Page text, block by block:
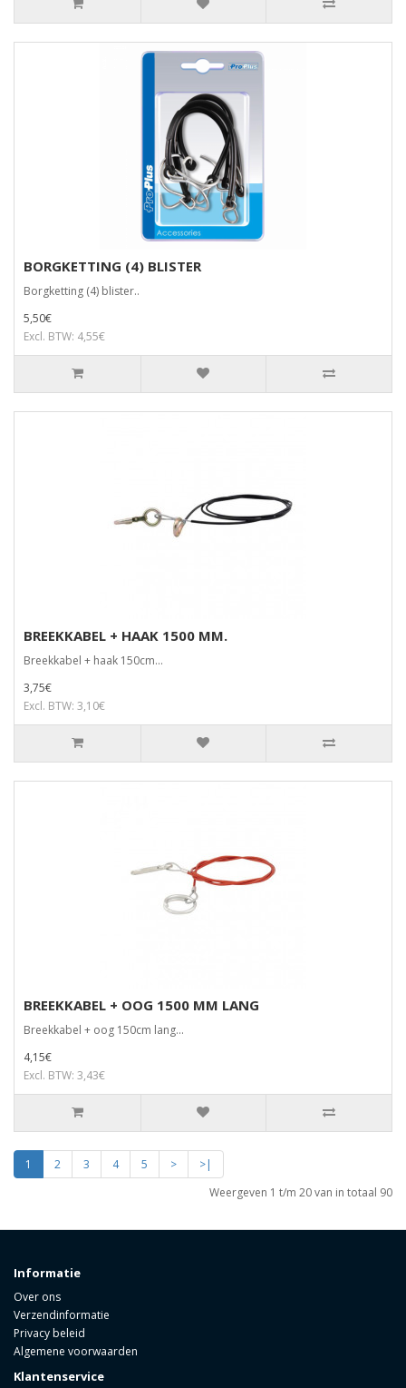
BORGKETTING (4) BLISTER
Borgketting (4) blister..
5,50€
Excl. BTW: 4,55€
BREEKKABEL + HAAK 1500 MM.
Breekkabel + haak 150cm...
3,75€
Excl. BTW: 3,10€
BREEKKABEL + OOG 1500 MM LANG
Breekkabel + oog 150cm lang...
4,15€
Excl. BTW: 3,43€
1 2 3 4 5 >
>|
Weergeven 1 t/m 20 van in totaal 90
Informatie
Over ons
Verzendinformatie
Privacy beleid
Algemene voorwaarden
Klantenservice